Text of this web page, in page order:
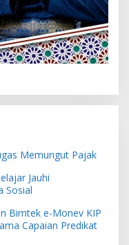
Memungut Pajak
Jauhi
Sosial
Bimtek e-Monev KIP
Capaian Predikat